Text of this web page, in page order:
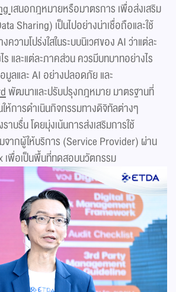
เสนอกฎหมายหรือมาตรการ เพื่อส่งเสริม
Sharing) เป็นไปอย่างน่าเชื่อถือและใช้
ความโปร่งใสในระบบนิเวศของ AI ว่าแต่ละ
และแต่ละภาคส่วน ควรมีบทบาทอย่างไร
มูลและ AI อย่างปลอดภัย และ
พัฒนาและปรับปรุงกฎหมาย มาตรฐานที่
ห้การดำเนินกิจกรรมทางดิจิทัลต่างๆ
าบรื่น โดยมุ่งเน้นการส่งเสริมการใช้
จากผู้ให้บริการ (Service Provider) ผ่าน
เพื่อเป็นพื้นที่ทดสอบนวัตกรรม